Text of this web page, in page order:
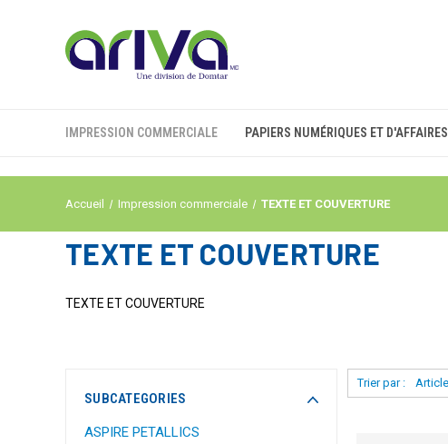
IMPRESSION COMMERCIALE PAPIERS NUMÉRIQUES ET D'AFFAIRES
Accueil Impression commerciale TEXTE ET COUVERTURE
TEXTE ET COUVERTURE
TEXTE ET COUVERTURE
SUBCATEGORIES
ASPIRE PETALLICS
Trier par :